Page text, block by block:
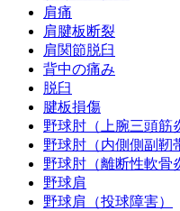
肩痛
肩腱板断裂
肩関節脱臼
背中の痛み
脱臼
腱板損傷
野球肘（上腕三頭筋
野球肘（内側側副靭
野球肘（離断性軟骨
野球肩
野球肩（投球障害）